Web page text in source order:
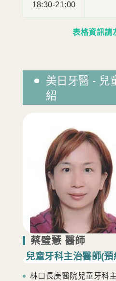
18:30-21:00
表格資訊請
美日牙醫 - 兒
紹
蔡璧慧 醫師
兒童牙科主治醫師(預
林口長庚醫院兒童牙科